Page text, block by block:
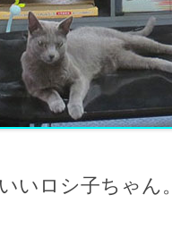
いロシ子ちゃん。